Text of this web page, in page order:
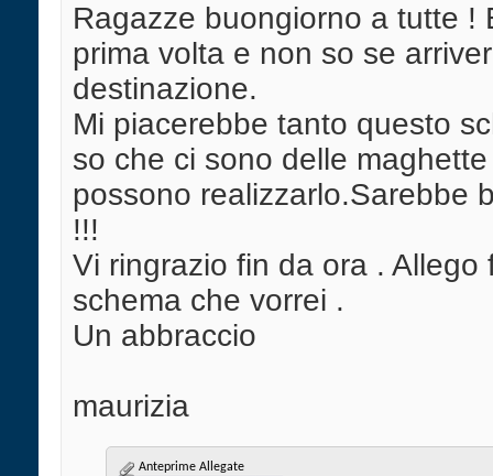
Ragazze buongiorno a tutte !
prima volta e non so se
destinazione.
Mi piacerebbe tanto questo
so che ci sono delle
possono realizzarlo.Sarebbe
!!!
Vi ringrazio fin da ora . Allego
schema che vorrei .
Un abbraccio
maurizia
Anteprime Allegate